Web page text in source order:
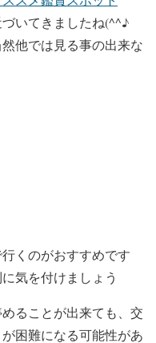
いてきましたね(^^♪
他では見る事の出来な
くのがおすすめです
気を付けましょう
ることが出来ても、交
困難になる可能性があ